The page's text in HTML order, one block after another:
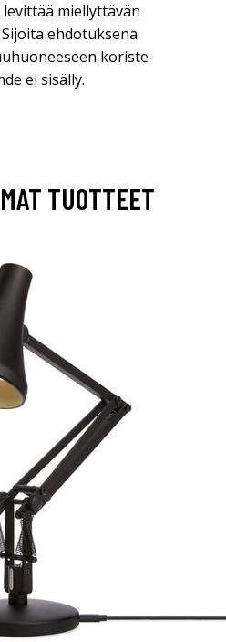
miellyttävän
ehdotuksena
koriste-
ei sisälly.
TUOTTEET